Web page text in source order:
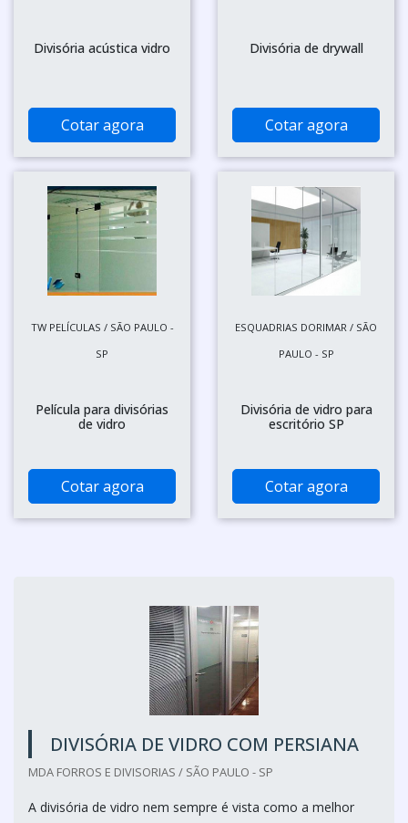
Divisória acústica vidro
Cotar agora
Divisória de drywall
Cotar agora
TW PELÍCULAS / SÃO PAULO -
SP
Película para divisórias
de vidro
Cotar agora
ESQUADRIAS DORIMAR / SÃO
PAULO - SP
Divisória de vidro para
escritório SP
Cotar agora
DIVISÓRIA DE VIDRO COM PERSIANA
MDA FORROS E DIVISORIAS / SÃO PAULO - SP
A divisória de vidro nem sempre é vista como a melhor